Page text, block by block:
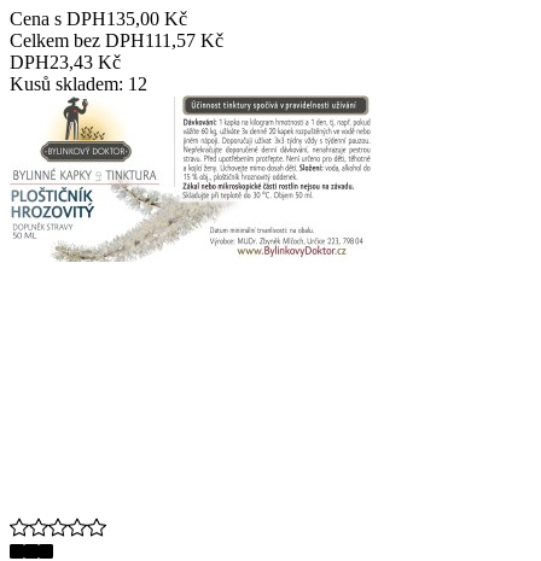
Cena s DPH135,00 Kč
Celkem bez DPH111,57 Kč
DPH23,43 Kč
Kusů skladem: 12